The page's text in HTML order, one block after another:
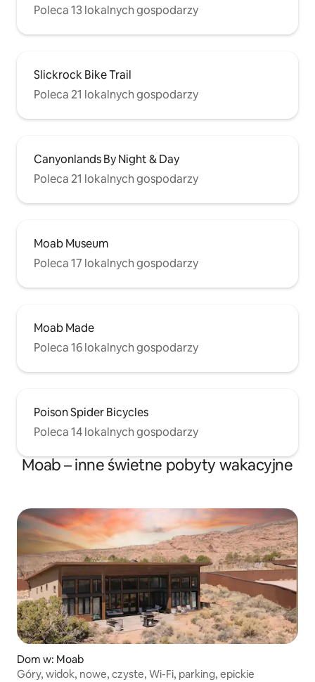
Poleca 13 lokalnych gospodarzy
Slickrock Bike Trail
Poleca 21 lokalnych gospodarzy
Canyonlands By Night & Day
Poleca 21 lokalnych gospodarzy
Moab Museum
Poleca 17 lokalnych gospodarzy
Moab Made
Poleca 16 lokalnych gospodarzy
Poison Spider Bicycles
Poleca 14 lokalnych gospodarzy
Moab – inne świetne pobyty wakacyjne
Dom w: Moab
Góry, widok, nowe, czyste, Wi-Fi, parking, epickie